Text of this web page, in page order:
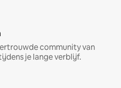
community van
je lange verblijf.